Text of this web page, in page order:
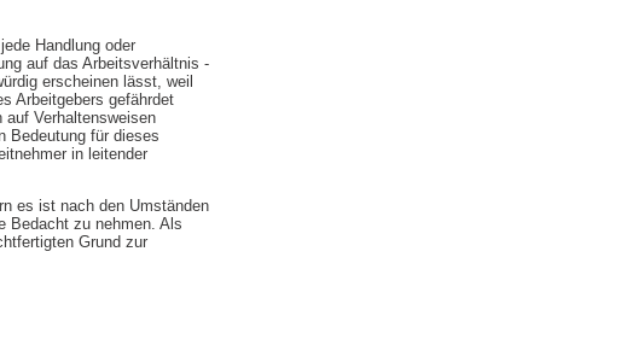
Handlung oder
auf das Arbeitsverhältnis -
erscheinen lässt, weil
Arbeitgebers gefährdet
Verhaltensweisen
Bedeutung für dieses
in leitender
es ist nach den Umständen
Bedacht zu nehmen. Als
Grund zur